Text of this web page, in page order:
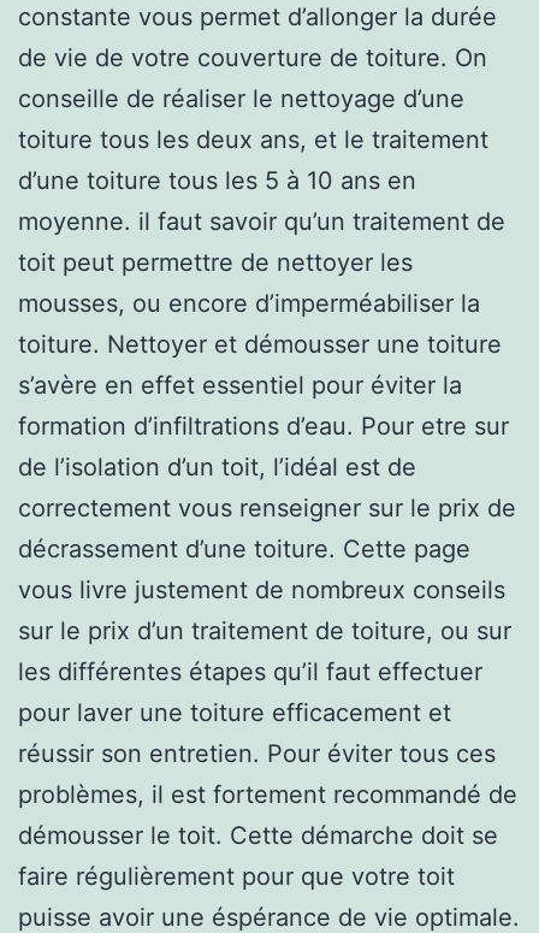
constante vous permet d’allonger la durée
de vie de votre couverture de toiture. On
conseille de réaliser le nettoyage d’une
toiture tous les deux ans, et le traitement
d’une toiture tous les 5 à 10 ans en
moyenne. il faut savoir qu’un traitement de
toit peut permettre de nettoyer les
mousses, ou encore d’imperméabiliser la
toiture. Nettoyer et démousser une toiture
s’avère en effet essentiel pour éviter la
formation d’infiltrations d’eau. Pour etre sur
de l’isolation d’un toit, l’idéal est de
correctement vous renseigner sur le prix de
décrassement d’une toiture. Cette page
vous livre justement de nombreux conseils
sur le prix d’un traitement de toiture, ou sur
les différentes étapes qu’il faut effectuer
pour laver une toiture efficacement et
réussir son entretien. Pour éviter tous ces
problèmes, il est fortement recommandé de
démousser le toit. Cette démarche doit se
faire régulièrement pour que votre toit
puisse avoir une éspérance de vie optimale.